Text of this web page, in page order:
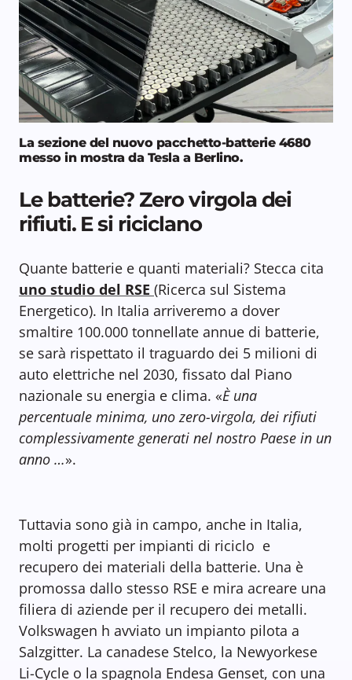
La sezione del nuovo pacchetto-batterie 4680
messo in mostra da Tesla a Berlino.
Le batterie? Zero virgola dei
rifiuti. E si riciclano
Quante batterie e quanti materiali? Stecca cita
uno studio del RSE (Ricerca sul Sistema
Energetico). In Italia arriveremo a dover
smaltire 100.000 tonnellate annue di batterie,
se sarà rispettato il traguardo dei 5 milioni di
auto elettriche nel 2030, fissato dal Piano
nazionale su energia e clima. «È una
percentuale minima, uno zero-virgola, dei rifiuti
complessivamente generati nel nostro Paese in un
anno …».
Tuttavia sono già in campo, anche in Italia,
molti progetti per impianti di riciclo e
recupero dei materiali della batterie. Una è
promossa dallo stesso RSE e mira acreare una
filiera di aziende per il recupero dei metalli.
Volkswagen h avviato un impianto pilota a
Salzgitter. La canadese Stelco, la Newyorkese
Li-Cycle o la spagnola Endesa Genset, con una